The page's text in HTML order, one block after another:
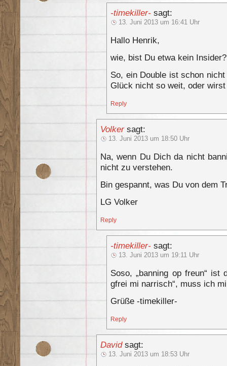
-timekiller- sagt:
13. Juni 2013 um 16:41 Uhr
Hallo Henrik,
wie, bist Du etwa kein
So, ein Double ist schon
Glück nicht so weit, oder
Reply
Volker sagt:
13. Juni 2013 um 18:50 Uhr
Na, wenn Du Dich da nicht
nicht zu verstehen.
Bin gespannt, was Du von dem
LG Volker
Reply
-timekiller- sagt:
13. Juni 2013 um 19:11 Uhr
Soso, „banning op freun“ ist
gfrei mi narrisch“, muss ich
Grüße -timekiller-
Reply
David sagt:
13. Juni 2013 um 18:53 Uhr